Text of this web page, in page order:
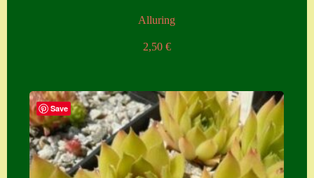
Alluring
2,50 €
Save